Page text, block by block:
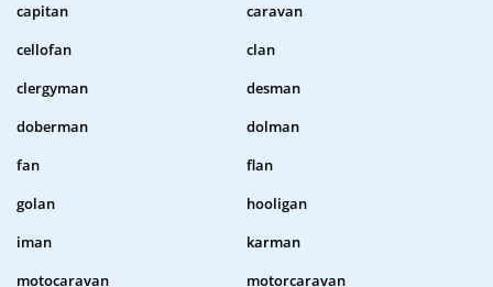
capitan
caravan
cellofan
clan
clergyman
desman
doberman
dolman
fan
flan
golan
hooligan
iman
karman
motocaravan
motorcaravan